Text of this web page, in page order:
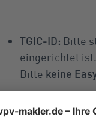
TGIC-ID: Bitte
eingerichtet
Bitte keine
implementiert